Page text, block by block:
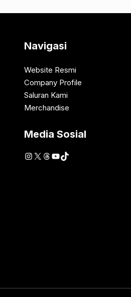
Navigasi
Website Resmi
Company Profile
Saluran Kami
Merchandise
Media Sosial
Instagram
X Threads
YouTube
TikTok